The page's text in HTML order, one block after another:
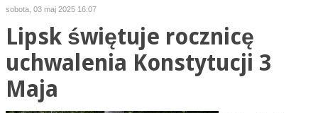
sobota, 03 maj 2025 16:07
Lipsk świętuje rocznicę
uchwalenia Konstytucji 3
Maja